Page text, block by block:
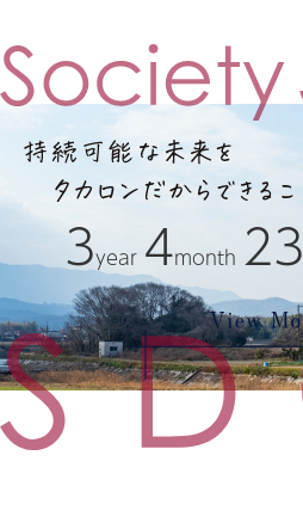
3year 4month 23